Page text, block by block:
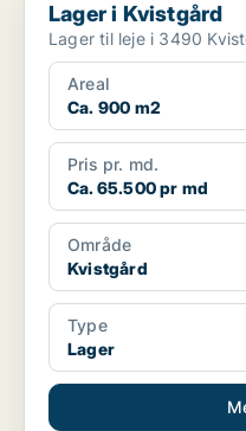
Lager i Kvistgård
Lager til leje i 3490
Areal
Ca. 900 m2
Pris pr. md.
Ca. 65.500 pr md
Område
Kvistgård
Type
Lager